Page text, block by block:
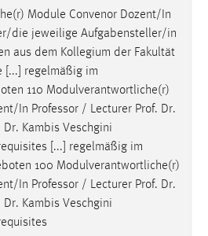
Module Convenor Dozent/In
die jeweilige Aufgabensteller/in
aus dem Kollegium der Fakultät
[...] regelmäßig im
110 Modulverantwortliche(r)
In Professor / Lecturer Prof. Dr.
Kambis Veschgini
[...] regelmäßig im
100 Modulverantwortliche(r)
In Professor / Lecturer Prof. Dr.
Kambis Veschgini